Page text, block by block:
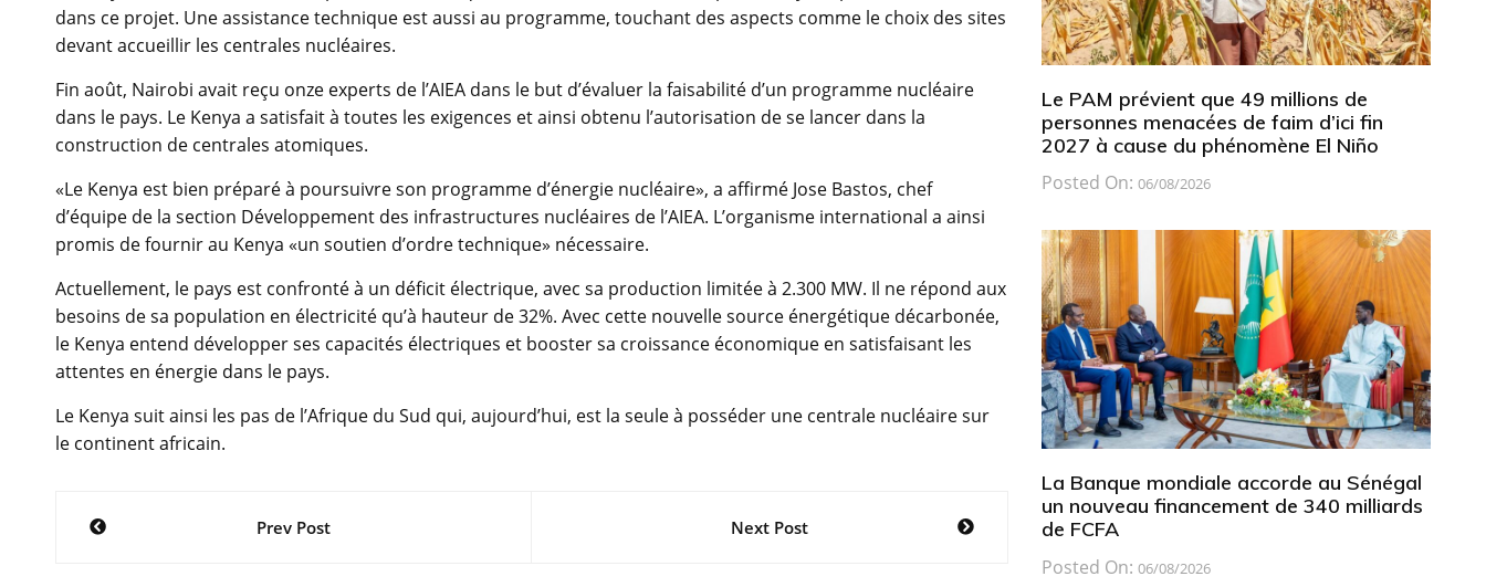
dans ce projet. Une assistance technique est aussi au programme, touchant des aspects comme le choix des sites
devant accueillir les centrales nucléaires.
Fin août, Nairobi avait reçu onze experts de l’AIEA dans le but d’évaluer la faisabilité d’un programme nucléaire
dans le pays. Le Kenya a satisfait à toutes les exigences et ainsi obtenu l’autorisation de se lancer dans la
construction de centrales atomiques.
«Le Kenya est bien préparé à poursuivre son programme d’énergie nucléaire», a affirmé Jose Bastos, chef
d’équipe de la section Développement des infrastructures nucléaires de l’AIEA. L’organisme international a ainsi
promis de fournir au Kenya «un soutien d’ordre technique» nécessaire.
Actuellement, le pays est confronté à un déficit électrique, avec sa production limitée à 2.300 MW. Il ne répond aux
besoins de sa population en électricité qu’à hauteur de 32%. Avec cette nouvelle source énergétique décarbonée,
le Kenya entend développer ses capacités électriques et booster sa croissance économique en satisfaisant les
attentes en énergie dans le pays.
Le Kenya suit ainsi les pas de l’Afrique du Sud qui, aujourd’hui, est la seule à posséder une centrale nucléaire sur
le continent africain.
NavigationPrev Post Next Post
Le PAM prévient que 49 millions de
personnes menacées de faim d’ici fin
2027 à cause du phénomène El Niño
Posted On: 06/08/2026
La Banque mondiale accorde au Sénégal
un nouveau financement de 340 milliards
de FCFA
Posted On: 06/08/2026